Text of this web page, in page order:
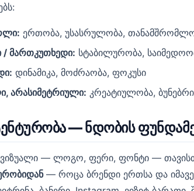
ერთობა, უსასრულობა,
/ მართკუთხედი: სტაბილურობა,
დინამიკა, მოძრაობა, ფოკუსი
არასიმეტრიული: კრეატიულობა,
— ნდობის
— ლოგო, ფერი, ფონტი —
— როცა ბრენდი ერთსა და იმავე